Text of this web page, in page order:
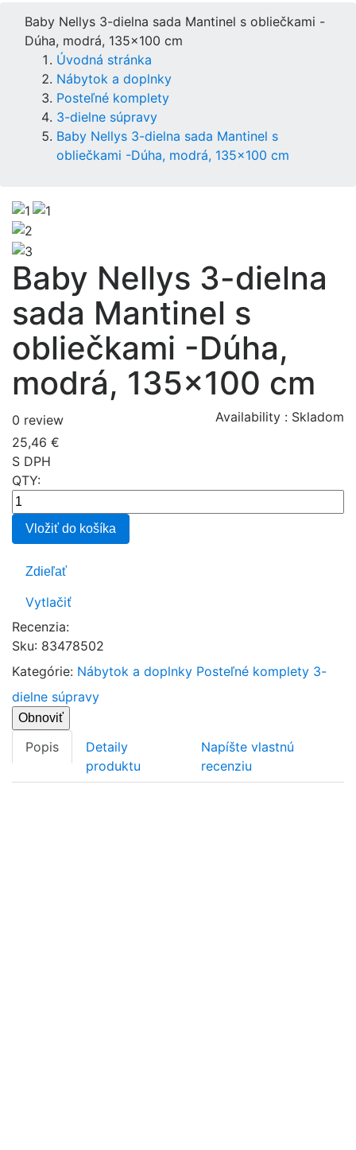
Baby Nellys 3-dielna sada Mantinel s obliečkami -
Dúha, modrá, 135x100 cm
Úvodná stránka
Nábytok a doplnky
Posteľné komplety
3-dielne súpravy
Baby Nellys 3-dielna sada Mantinel s
obliečkami -Dúha, modrá, 135x100 cm
Baby Nellys 3-dielna
sada Mantinel s
obliečkami -Dúha,
modrá, 135x100 cm
0 review Availability : Skladom
25,46 €
S DPH
QTY:
Vložiť do košíka
Zdieľať
Vytlačiť
Recenzia:
Sku: 83478502
Kategórie: Nábytok a doplnky Posteľné komplety 3-
dielne súpravy
Popis
Detaily
produktu
Napíšte vlastnú
recenziu